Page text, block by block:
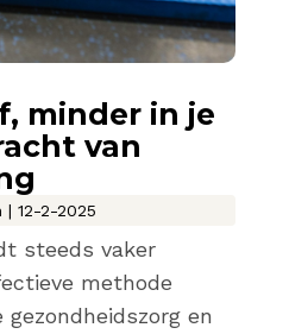
minder in je
van
| 12-2-2025
steeds vaker
methode
en